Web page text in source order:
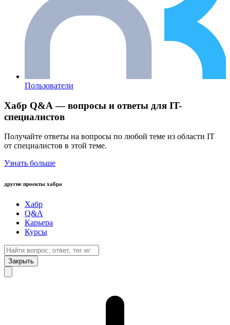
Пользователи
Хабр Q&A — вопросы и ответы для IT-
специалистов
Получайте ответы на вопросы по любой теме из области IT
от специалистов в этой теме.
Узнать больше
другие проекты хабра
Хабр
Q&A
Карьера
Курсы
Закрыть